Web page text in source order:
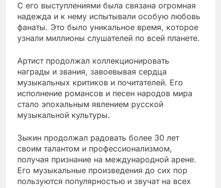
С его выступлениями была связана огромная
надежда и к нему испытывали особую любовь
фанаты. Это было уникальное время, которое
узнали миллионы слушателей по всей планете.
Артист продолжал коллекционировать
награды и звания, завоевывая сердца
музыкальных критиков и почитателей. Его
исполнение романсов и песен народов мира
стало эпохальным явлением русской
музыкальной культуры.
Зыкин продолжал радовать более 30 лет
своим талантом и профессионализмом,
получая признание на международной арене.
Его музыкальные произведения до сих пор
пользуются популярностью и звучат на всех